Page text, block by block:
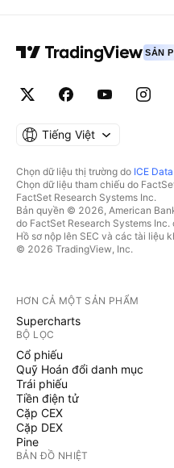
SẢN
Tiếng Việt
Chọn dữ liệu thị trường do ICE
Chọn dữ liệu tham chiếu do
FactSet Research Systems Inc.
Bản quyền © 2026, American
do FactSet Research Systems
Hồ sơ nộp lên SEC và các tài liệu
© 2026 TradingView, Inc.
HƠN CẢ MỘT SẢN PHẨM
Supercharts
BỘ LỌC
Cổ phiếu
Quỹ Hoán đổi danh mục
Trái phiếu
Tiền điện tử
Cặp CEX
Cặp DEX
Pine
BẢN ĐỒ NHIỆT